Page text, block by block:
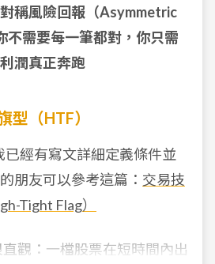
稱風險回報（Asymmetric
不需要每一筆都對，你只需
潤真正奔跑
型（HTF）
已經有寫文詳細定義條件並
朋友可以參考這篇： 交易技
Tight Flag）
觀：一檔股票在短時間內出